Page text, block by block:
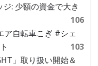
: 少額の資金で大き
106
ア自転車こぎ #シェ
103
」取り扱い開始＆